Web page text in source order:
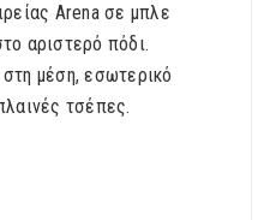
Arena σε μπλε
αριστερό πόδι.
μέση, εσωτερικό
τσέπες.